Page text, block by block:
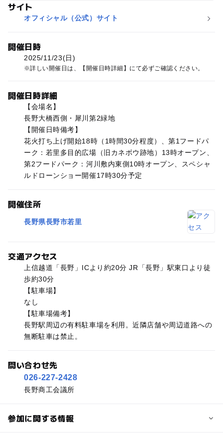
サイト
オフィシャル（公式）サイト
開催日時
2025/11/23(日)
詳しい開催日は、【開催日時詳細】にて必ずご確認ください。
開催日時詳細
【会場名】
長野大橋西側・犀川第2緑地
【開催日時備考】
花火打ち上げ開始18時（1時間30分程度）、第1フードパ
ーク：若里多目的広場（旧カネボウ跡地）13時オープン、
第2フードパーク：河川敷内東側10時オープン、スペシャ
ルドローンショー開催17時30分予定
開催住所
長野県長野市若里
交通アクセス
上信越道「長野」ICより約20分 JR「長野」駅東口より徒
歩約30分
【駐車場】
なし
【駐車場備考】
長野駅周辺の有料駐車場を利用。近隣店舗や周辺道路への
無断駐車は禁止。
問い合わせ先
026-227-2428
長野商工会議所
参加に関する情報